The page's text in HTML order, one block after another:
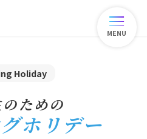
MENU
Holiday
ための
ホリデー